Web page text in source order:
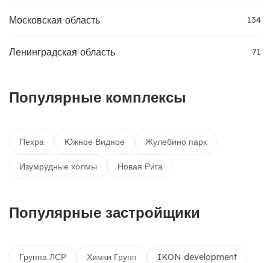
Московская область 134
Ленинградская область 71
Популярные комплексы
Пехра Южное Видное Жулебино парк
Изумрудные холмы Новая Рига
Популярные застройщики
Группа ЛСР Химки Групп IKON development